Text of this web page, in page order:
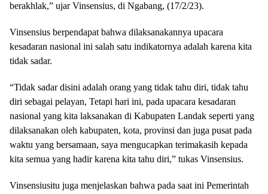
berakhlak,” ujar Vinsensius, di Ngabang, (17/2/23).
Vinsensius berpendapat bahwa dilaksanakannya upacara
kesadaran nasional ini salah satu indikatornya adalah karena kita
tidak sadar.
“Tidak sadar disini adalah orang yang tidak tahu diri, tidak tahu
diri sebagai pelayan, Tetapi hari ini, pada upacara kesadaran
nasional yang kita laksanakan di Kabupaten Landak seperti yang
dilaksanakan oleh kabupaten, kota, provinsi dan juga pusat pada
waktu yang bersamaan, saya mengucapkan terimakasih kepada
kita semua yang hadir karena kita tahu diri,” tukas Vinsensius.
Vinsensiusitu juga menjelaskan bahwa pada saat ini Pemerintah